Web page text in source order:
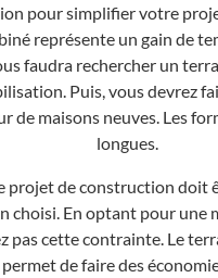
pour simplifier votre
représente un gain de
faudra rechercher un
Puis, vous devrez
de maisons neuves. Les
longues.
projet de construction doit
choisi. En optant pour une
pas cette contrainte. Le
de faire des